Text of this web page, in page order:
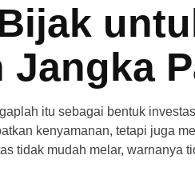
Jangka
itu sebagai bentuk
kenyamanan, tetapi juga
tidak mudah melar, warnanya